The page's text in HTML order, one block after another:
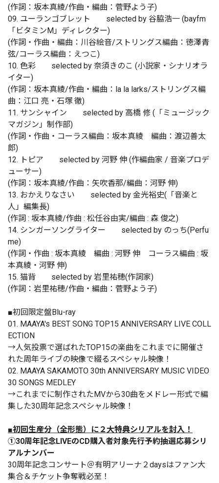
(作詞：坂本真綾/作曲・編曲：菅野よう子)
09. ユーランゴブレット selected by 谷脇浩一 (bayfm
「ビタミンM」ディレクター)
(作詞・作曲・編曲：川谷絵音/ストリングス編曲：徳澤青
弦/コーラス編曲：えつこ)
10. 色彩 selected by 奈須きのこ (小説家・シナリオラ
イター)
(作詞：坂本真綾/作曲・編曲：la la larks/ストリングス編
曲：江口 亮・石塚 徹)
11. サンシャイン selected by 高橋 修 (「ミュージック
マガジン」制作部)
(作詞・作曲・コーラス編曲：坂本真綾 編曲：渡辺善太
郎)
12. トピア selected by 河野 伸 (作編曲家 / 音楽プロデ
ューサー)
(作詞：坂本真綾/作曲：矢吹香那/編曲：河野 伸)
13. おかえりなさい selected by 金光裕史(「音楽と
人」編集長)
(作詞 : 坂本真綾/作曲 : 松任谷由実/編曲 : 森 俊之)
14. シンガーソングライター selected by のっち(Perfu
me)
(作詞・作曲 : 坂本真綾 編曲 : 河野 伸 コーラス編曲 : 坂
本真綾・河野 伸)
15. 猫背 selected by 岩里祐穂(作詞家)
(作詞：岩里祐穂/作曲・編曲：菅野よう子)
■初回限定盤Blu-ray
01. MAAYA's BEST SONG TOP15 ANNIVERSARY LIVE COLL
ECTION
→人気投票で選ばれたTOP15の楽曲をこれまでに開催さ
れた周年ライブの映像で綴るスペシャル映像！
02. MAAYA SAKAMOTO 30th ANNIVERSARY MUSIC VIDEO
30 SONGS MEDLEY
→これまでに制作されたMVから30曲をメドレー形式で編
集した30周年記念スペシャル映像！
■初回生産分（全形態）に２大特典シリアルを封入！
①30周年記念LIVEのCD購入者対象先行予約抽選応募シリ
アルナンバー
30周年記念コンサート＠有明アリーナ２daysはファン大
集合＆チケット争奪戦必至！